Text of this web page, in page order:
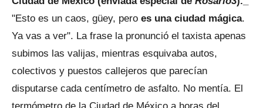
"Esto es un caos, güey, pero es una ciudad mágica.
Ya vas a ver". La frase la pronunció el taxista apenas
subimos las valijas, mientras esquivaba autos,
colectivos y puestos callejeros que parecían
disputarse cada centímetro de asfalto. No mentía. El